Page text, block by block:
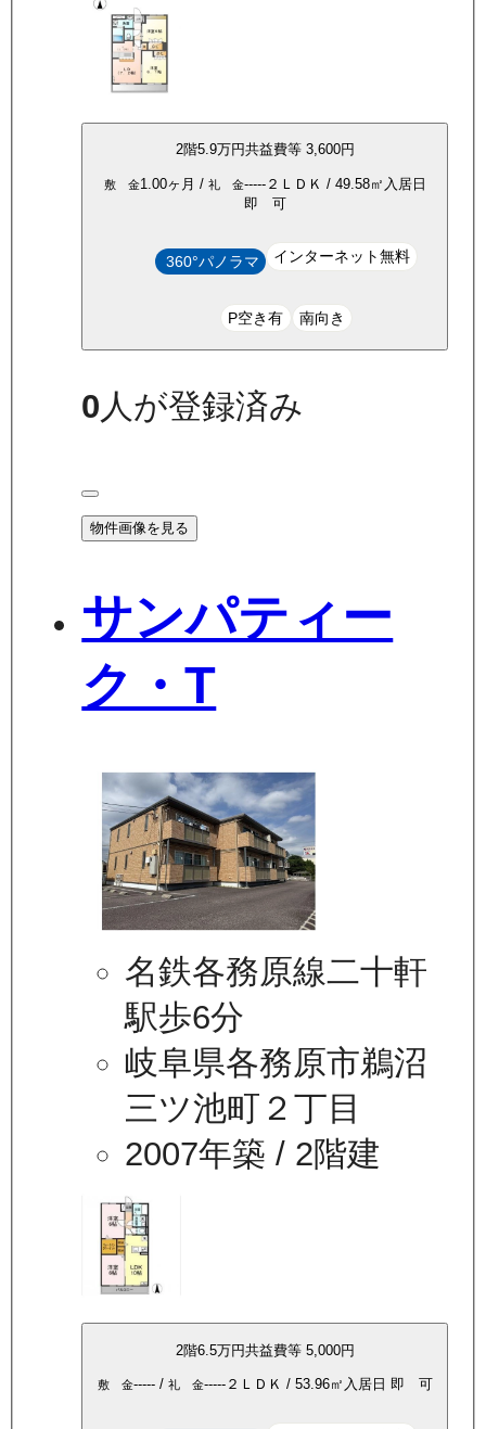
2階5.9万円共益費等 3,600円
敷 金1.00ヶ月 / 礼 金-----２ＬＤＫ / 49.58㎡ 入居日
即 可
360°パノラマ インターネット無料
P空き有 南向き
0 人が登録済み
物件画像を見る
サンパティー
ク・T
名鉄各務原線二十軒
駅歩6分
岐阜県各務原市鵜沼
三ツ池町２丁目
2007年築 / 2階建
2階6.5万円共益費等 5,000円
敷 金-----/ 礼 金-----２ＬＤＫ / 53.96㎡ 入居日 即 可